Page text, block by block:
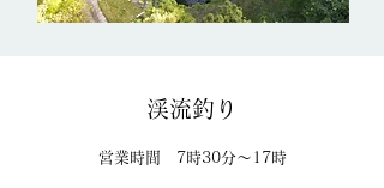
渓流釣り
営業時間 7時30分～17時